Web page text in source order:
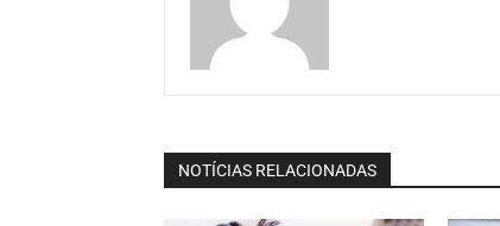
NOTÍCIAS RELACIONADAS